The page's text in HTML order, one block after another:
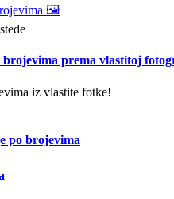
🖼️
brojevima prema vlastitoj
iz vlastite fotke!
po brojevima